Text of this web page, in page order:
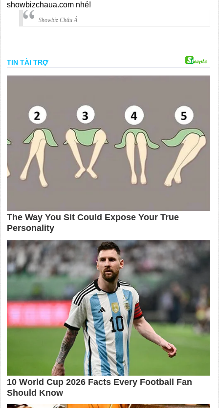
showbizchaua.com nhé!
Showbiz Châu Á